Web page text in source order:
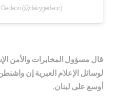
Gedeon (@daizygedeon)
قال مسؤول المخابرات والأمن
لوسائل الإعلام العبرية إن
أوسع على لبنان.